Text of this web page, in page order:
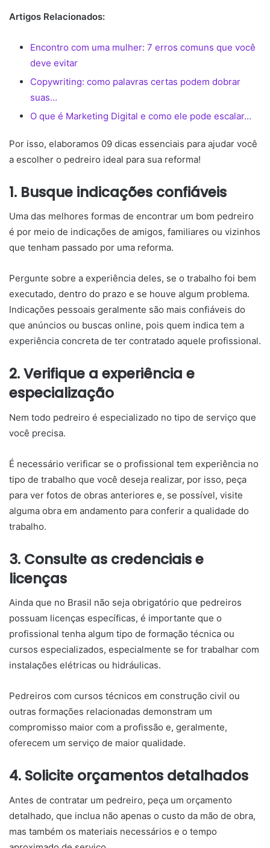
Artigos Relacionados:
Encontro com uma mulher: 7 erros comuns que você
deve evitar
Copywriting: como palavras certas podem dobrar
suas…
O que é Marketing Digital e como ele pode escalar…
Por isso, elaboramos 09 dicas essenciais para ajudar você
a escolher o pedreiro ideal para sua reforma!
1. Busque indicações confiáveis
Uma das melhores formas de encontrar um bom pedreiro
é por meio de indicações de amigos, familiares ou vizinhos
que tenham passado por uma reforma.
Pergunte sobre a experiência deles, se o trabalho foi bem
executado, dentro do prazo e se houve algum problema.
Indicações pessoais geralmente são mais confiáveis do
que anúncios ou buscas online, pois quem indica tem a
experiência concreta de ter contratado aquele profissional.
2. Verifique a experiência e
especialização
Nem todo pedreiro é especializado no tipo de serviço que
você precisa.
É necessário verificar se o profissional tem experiência no
tipo de trabalho que você deseja realizar, por isso, peça
para ver fotos de obras anteriores e, se possível, visite
alguma obra em andamento para conferir a qualidade do
trabalho.
3. Consulte as credenciais e
licenças
Ainda que no Brasil não seja obrigatório que pedreiros
possuam licenças específicas, é importante que o
profissional tenha algum tipo de formação técnica ou
cursos especializados, especialmente se for trabalhar com
instalações elétricas ou hidráulicas.
Pedreiros com cursos técnicos em construção civil ou
outras formações relacionadas demonstram um
compromisso maior com a profissão e, geralmente,
oferecem um serviço de maior qualidade.
4. Solicite orçamentos detalhados
Antes de contratar um pedreiro, peça um orçamento
detalhado, que inclua não apenas o custo da mão de obra,
mas também os materiais necessários e o tempo